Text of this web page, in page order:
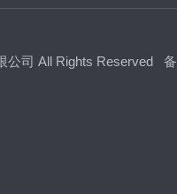
公司 All Rights Reserved